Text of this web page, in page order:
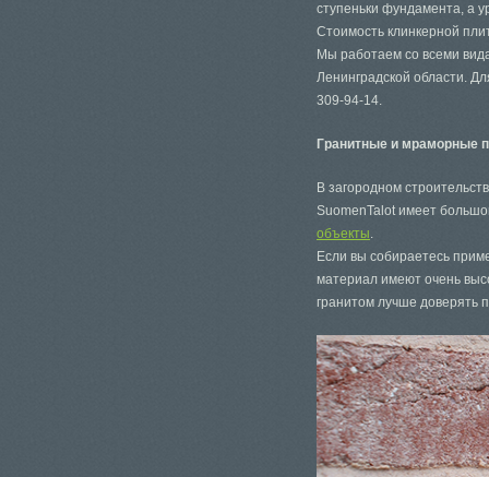
ступеньки фундамента, а
Стоимость клинкерной
Мы работаем со всеми
Ленинградской области.
309-94-14.
Гранитные и мраморные
В загородном
SuomenTalot имеет
объекты.
Если вы собираетесь
материал имеют очень
гранитом лучше доверять